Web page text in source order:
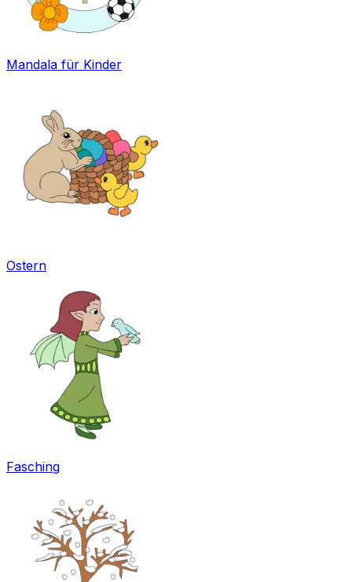
Mandala für Kinder
Ostern
Fasching